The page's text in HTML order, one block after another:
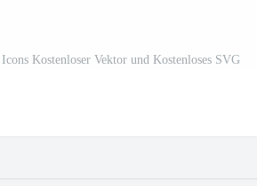
Kostenloser Vektor und Kostenloses SVG